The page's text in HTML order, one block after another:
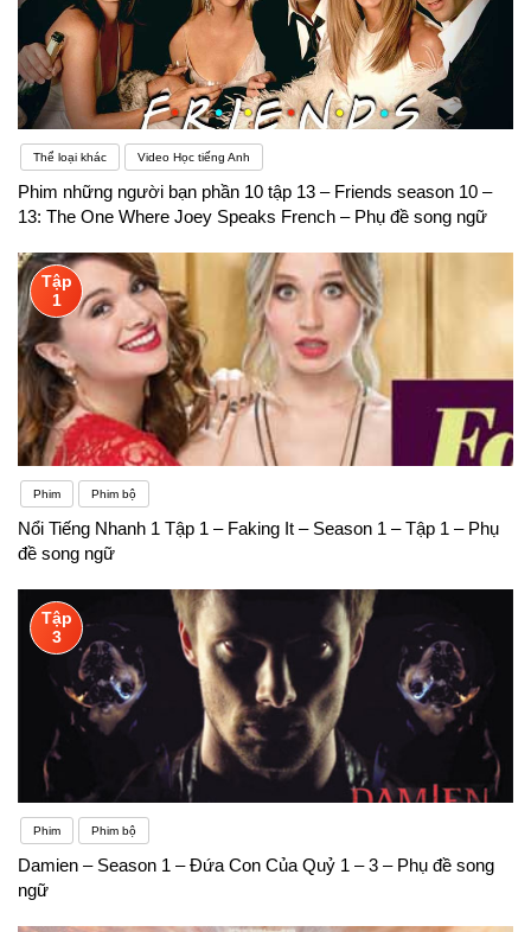
Thể loại khác Video Học tiếng Anh
Phim những người bạn phần 10 tập 13 – Friends season 10 –
13: The One Where Joey Speaks French – Phụ đề song ngữ
Tập
1
Phim Phim bộ
Nổi Tiếng Nhanh 1 Tập 1 – Faking It – Season 1 – Tập 1 – Phụ
đề song ngữ
Tập
3
Phim Phim bộ
Damien – Season 1 – Đứa Con Của Quỷ 1 – 3 – Phụ đề song
ngữ